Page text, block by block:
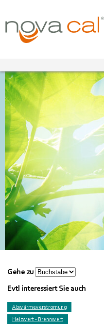
Gehe zu
Evtl interessiert Sie auch
Abwärmeverstromung
Heizwert - Brennwert